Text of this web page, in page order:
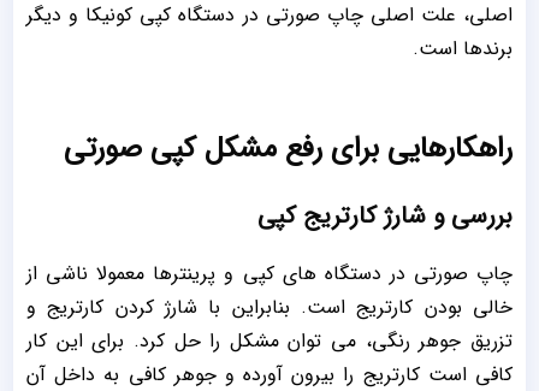
اصلی، علت اصلی چاپ صورتی در دستگاه کپی کونیکا و دیگر
برندها است.
راهکارهایی برای رفع مشکل کپی صورتی
بررسی و شارژ کارتریج کپی
چاپ صورتی در دستگاه های کپی و پرینترها معمولا ناشی از
خالی بودن کارتریج است. بنابراین با شارژ کردن کارتریج و
تزریق جوهر رنگی، می توان مشکل را حل کرد. برای این کار
کافی است کارتریج را بیرون آورده و جوهر کافی به داخل آن